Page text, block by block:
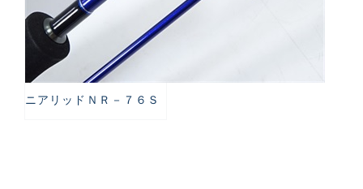
ニアリッドＮＲ－７６Ｓ